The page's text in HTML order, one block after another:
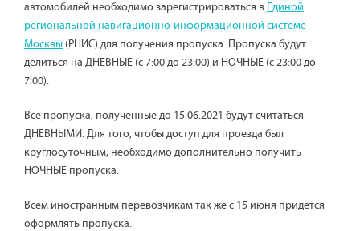
автомобилей необходимо зарегистрироваться в Единой
региональной навигационно-информационной системе
Москвы (РНИС) для получения пропуска. Пропуска будут
делиться на ДНЕВНЫЕ (с 7:00 до 23:00) и НОЧНЫЕ (с 23:00 до
7:00).
Все пропуска, полученные до 15.06.2021 будут считаться
ДНЕВНЫМИ. Для того, чтобы доступ для проезда был
круглосуточным, необходимо дополнительно получить
НОЧНЫЕ пропуска.
Всем иностранным перевозчикам так же с 15 июня придется
оформлять пропуска.